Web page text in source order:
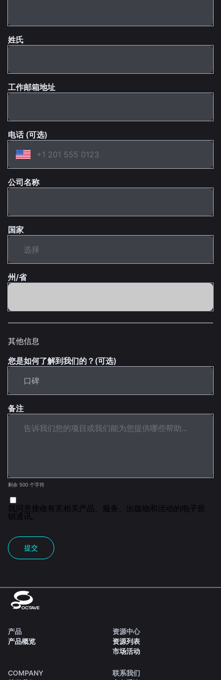
姓氏
工作邮箱地址
电话 (可选)
公司名称
国家
州/省
其他信息
您是如何了解到我们的？(可选)
备注
剩余 500 个字符
我同意接收有关相关产品、服务、出版物和活动的电子营
销通讯。
提交
产品
产品概览
资源中心
资源列表
市场活动
COMPANY
联系我们